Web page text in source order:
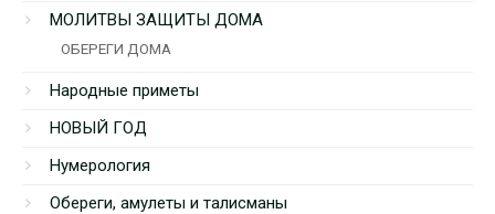
МОЛИТВЫ ЗАЩИТЫ ДОМА
ОБЕРЕГИ ДОМА
Народные приметы
НОВЫЙ ГОД
Нумерология
Обереги, амулеты и талисманы